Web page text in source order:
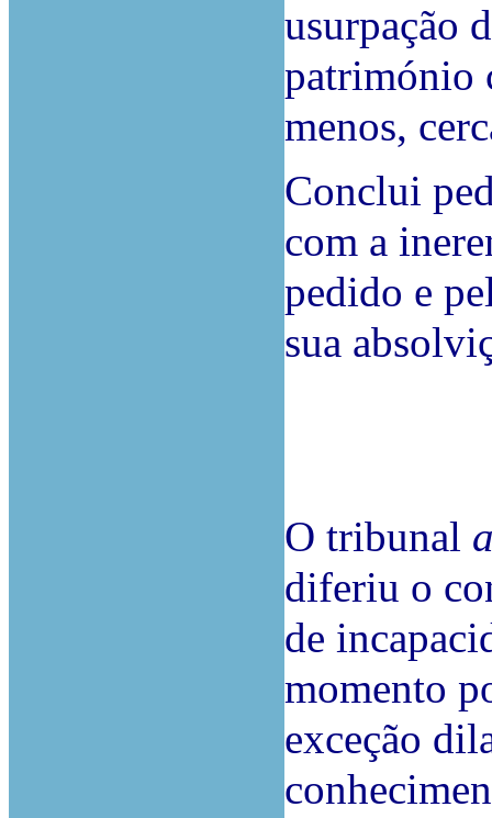
usurpação
património
menos,
Conclui
com a
pedido e
sua
O tribunal
diferiu o
de
momento
exceção